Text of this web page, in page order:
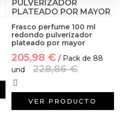
Frasco perfume 100 ml
redondo pulverizador
plateado por mayor
205,98 € / Pack de 88
und
228,86 €
VER PRODUCTO